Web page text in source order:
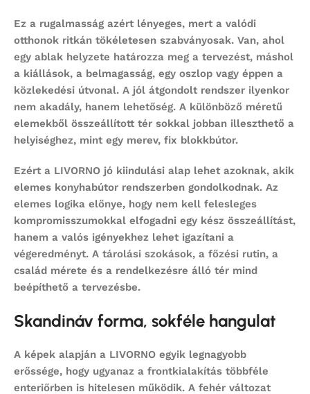
Ez a rugalmasság azért lényeges, mert a valódi
otthonok ritkán tökéletesen szabványosak. Van, ahol
egy ablak helyzete határozza meg a tervezést, máshol
a kiállások, a belmagasság, egy oszlop vagy éppen a
közlekedési útvonal. A jól átgondolt rendszer ilyenkor
nem akadály, hanem lehetőség. A különböző méretű
elemekből összeállított tér sokkal jobban illeszthető a
helyiséghez, mint egy merev, fix blokkbútor.
Ezért a LIVORNO jó kiindulási alap lehet azoknak, akik
elemes konyhabútor rendszerben gondolkodnak. Az
elemes logika előnye, hogy nem kell felesleges
kompromisszumokkal elfogadni egy kész összeállítást,
hanem a valós igényekhez lehet igazítani a
végeredményt. A tárolási szokások, a főzési rutin, a
család mérete és a rendelkezésre álló tér mind
beépíthető a tervezésbe.
Skandináv forma, sokféle hangulat
A képek alapján a LIVORNO egyik legnagyobb
erőssége, hogy ugyanaz a frontkialakítás többféle
enteriőrben is hitelesen működik. A fehér változat